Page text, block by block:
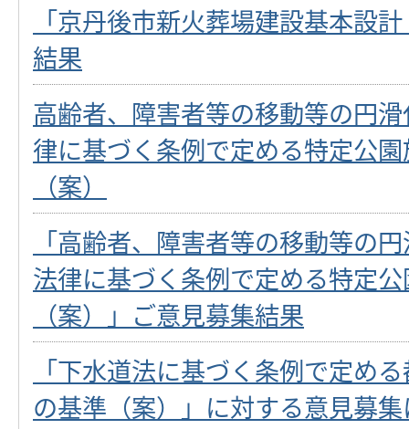
「京丹後市新火葬場建設基本設
結果
高齢者、障害者等の移動等の円
律に基づく条例で定める特定公
（案）
「高齢者、障害者等の移動等の
法律に基づく条例で定める特定
（案）」ご意見募集結果
「下水道法に基づく条例で定め
の基準（案）」に対する意見募